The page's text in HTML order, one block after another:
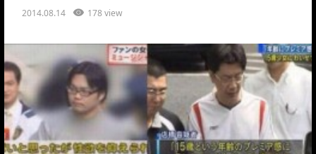
2014.08.14 178 view